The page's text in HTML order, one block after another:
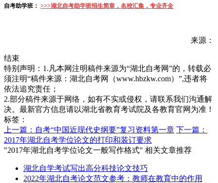
自考助学班： >>>湖北自考助学班招生简章，名校汇集，专业齐全
来源：
结束
特别声明：1.凡本网注明稿件来源为“湖北自考网”的，转载必
须注明“稿件来源：湖北自考网（www.hbzkw.com）”,违者将
依法追究责任；
2.部分稿件来源于网络，如有不实或侵权，请联系我们沟通解
决。最新官方信息请以湖北省教育考试院及各教育官网为准！
标签：
上一篇：自考“中国近现代史纲要”复习资料第一章 下一篇：
2017年湖北自考学位论文的打印和装订要求
"2017年湖北自考学位论文一般写作格式" 相关文章推荐
湖北自学考试写出高分科技论文技巧
2022年湖北自考论文范文参考：教师在教育中的作用